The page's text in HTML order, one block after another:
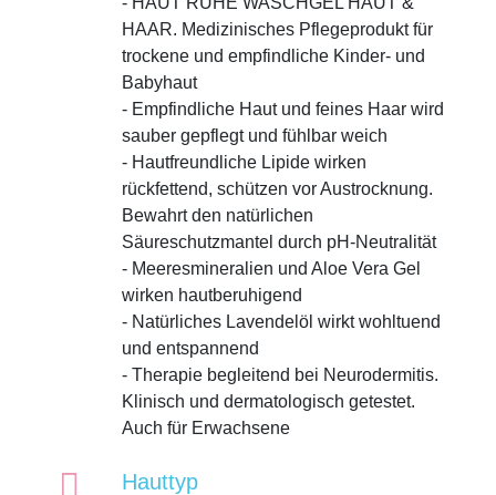
HAAR. Medizinisches Pflegeprodukt für
trockene und empfindliche Kinder- und
Babyhaut
- Empfindliche Haut und feines Haar wird
sauber gepflegt und fühlbar weich
- Hautfreundliche Lipide wirken
rückfettend, schützen vor Austrocknung.
Bewahrt den natürlichen
Säureschutzmantel durch pH-Neutralität
- Meeresmineralien und Aloe Vera Gel
wirken hautberuhigend
- Natürliches Lavendelöl wirkt wohltuend
und entspannend
- Therapie begleitend bei Neurodermitis.
Klinisch und dermatologisch getestet.
Auch für Erwachsene
Hauttyp